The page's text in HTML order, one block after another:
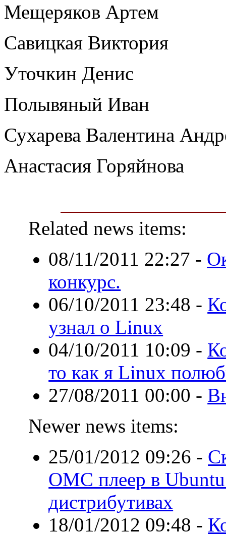
Мещеряков Артем
Савицкая Виктория
Уточкин Денис
Полывяный Иван
Сухарева Валентина
Анастасия Горяйнова
Related news items:
08/11/2011 22:27 -
конкурс.
06/10/2011 23:48 -
узнал о Linux
04/10/2011 10:09 -
то как я Linux
27/08/2011 00:00 -
Newer news items:
25/01/2012 09:26 -
ОМС плеер в
дистрибутивах
18/01/2012 09:48 -